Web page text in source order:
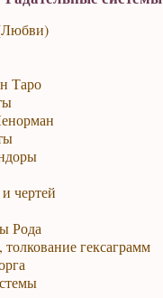
Таро
чертей
Рода
гексаграмм